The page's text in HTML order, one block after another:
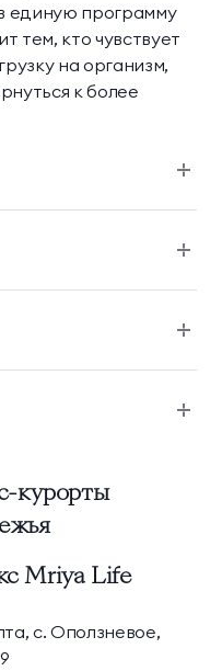
единую программу
тем, кто чувствует
на организм,
к более
курорты
Mriya Life
с. Оползневое,